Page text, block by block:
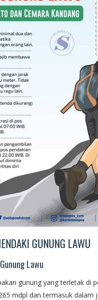
GUNUNG LAWU
Lawu
gunung yang terletak di
mdpl dan termasuk